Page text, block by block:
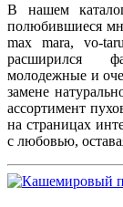
В нашем
полюбившиеся
max mara, vo-
расширился
молодежные и
замене
ассортимент
на страницах
с любовью,